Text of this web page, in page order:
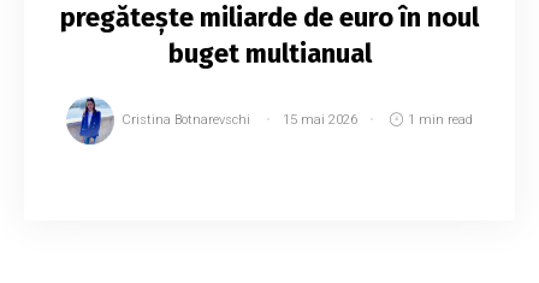
pregătește miliarde de euro în noul
buget multianual
Cristina Botnarevschi 15 mai 2026 1 min read